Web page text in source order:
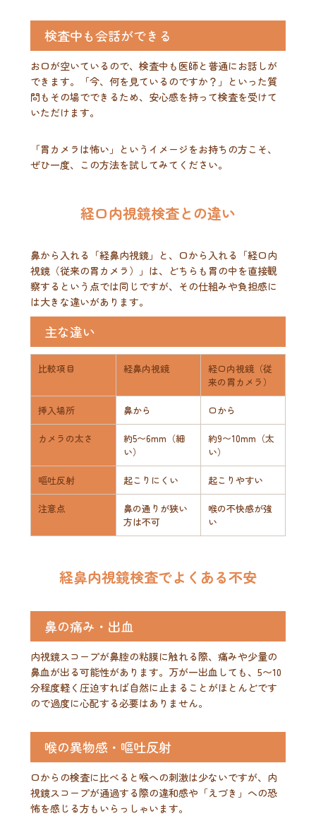
検査中も会話ができる
お口が空いているので、検査中も医師と普通にお話しが
できます。「今、何を見ているのですか？」といった質
問もその場でできるため、安心感を持って検査を受けて
いただけます。
「胃カメラは怖い」というイメージをお持ちの方こそ、
ぜひ一度、この方法を試してみてください。
経口内視鏡検査との違い
鼻から入れる「経鼻内視鏡」と、口から入れる「経口内
視鏡（従来の胃カメラ）」は、どちらも胃の中を直接観
察するという点では同じですが、その仕組みや負担感に
は大きな違いがあります。
主な違い
比較項目 経鼻内視鏡
経口内視鏡（従
来の胃カメラ）
挿入場所 鼻から 口から
カメラの太さ
約5〜6mm（細
い）
約9〜10mm（太
い）
嘔吐反射 起こりにくい 起こりやすい
注意点
鼻の通りが狭い
方は不可
喉の不快感が強
い
経鼻内視鏡検査でよくある不安
鼻の痛み・出血
内視鏡スコープが鼻腔の粘膜に触れる際、痛みや少量の
鼻血が出る可能性があります。万が一出血しても、5〜10
分程度軽く圧迫すれば自然に止まることがほとんどです
ので過度に心配する必要はありません。
喉の異物感・嘔吐反射
口からの検査に比べると喉への刺激は少ないですが、内
視鏡スコープが通過する際の違和感や「えづき」への恐
怖を感じる方もいらっしゃいます。